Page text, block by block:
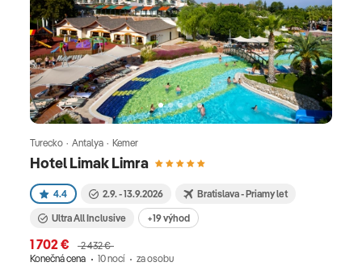
Hotel Limak Limra
Turecko · Antalya · Kemer
4.4 2.9. - 13.9.2026 Bratislava - Priamy let
Ultra All Inclusive +19 výhod
1 702 €
2 432 €
Konečná cena
10 nocí za osobu